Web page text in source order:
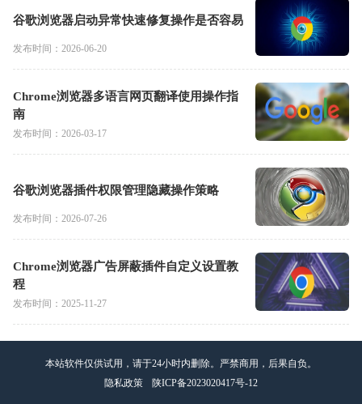
谷歌浏览器启动异常快速修复操作是否容易
发布时间：2026-06-20
Chrome浏览器多语言网页翻译使用操作指
南
发布时间：2026-03-17
谷歌浏览器插件权限管理隐藏操作策略
发布时间：2026-07-26
Chrome浏览器广告屏蔽插件自定义设置教
程
发布时间：2025-11-27
本站软件仅供试用，请于24小时内删除。严禁商用，后果自负。
隐私政策
陕ICP备2023020417号-12